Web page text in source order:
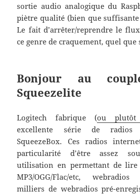
sortie audio analogique du
piètre qualité (bien que
Le fait d’arrêter/reprendre le
ce genre de craquement, quel
Bonjour au
Squeezelite
Logitech fabrique (ou plutôt
excellente série de radios
SqueezeBox. Ces radios
particularité d’être assez
utilisation en permettant de lire
MP3/OGG/Flac/etc,
milliers de webradios pré-